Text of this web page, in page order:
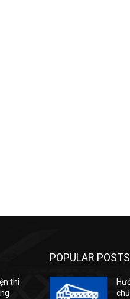
thi
POPULAR POSTS